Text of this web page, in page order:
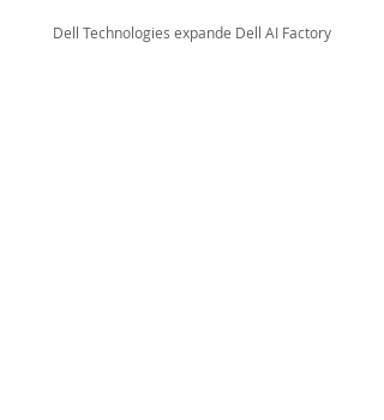
Dell Technologies expande Dell AI Factory